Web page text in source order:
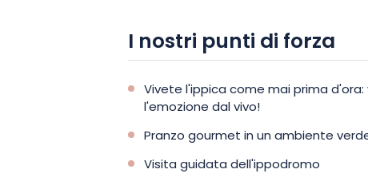
I nostri punti di forza
Vivete l'ippica come mai prima
l'emozione dal vivo!
Pranzo gourmet in un ambiente
Visita guidata dell'ippodromo